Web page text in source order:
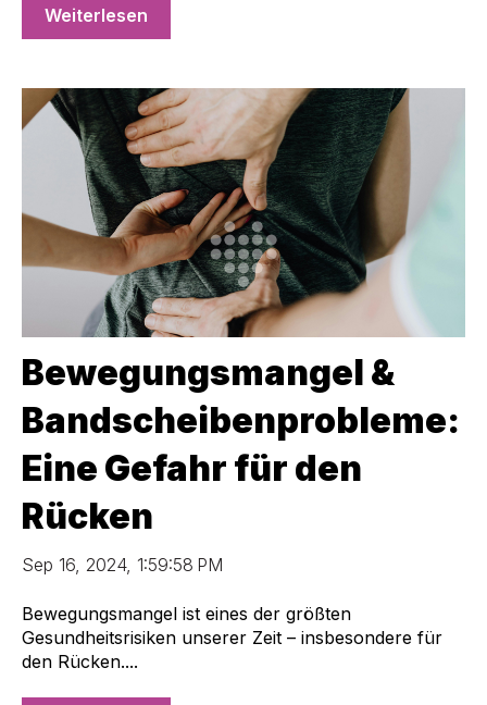
Weiterlesen
Bewegungsmangel &
Bandscheibenprobleme:
Eine Gefahr für den
Rücken
Sep 16, 2024, 1:59:58 PM
Bewegungsmangel ist eines der größten
Gesundheitsrisiken unserer Zeit – insbesondere für
den Rücken....